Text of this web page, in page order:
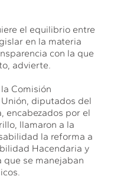
el equilibrio entre
en la materia
con la que
advierte.
Comisión
diputados del
encabezados por el
llamaron a la
la reforma a
Hacendaria y
que se manejaban